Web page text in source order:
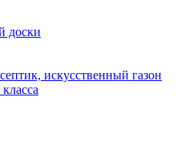
доски
искусственный газон